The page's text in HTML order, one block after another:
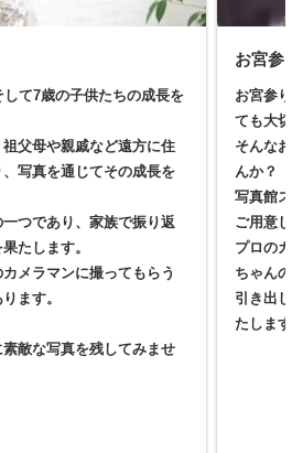
て7歳の子供たちの成長を
父母や親戚など遠方に住
写真を通じてその成長を
つであり、家族で振り返
たします。
メラマンに撮ってもらう
ます。
敵な写真を残してみませ
お宮参り
お宮参り
ても大切
そんなお
んか？
写真館ス
ご用意し
プロのカ
ちゃんの
引き出し
たします